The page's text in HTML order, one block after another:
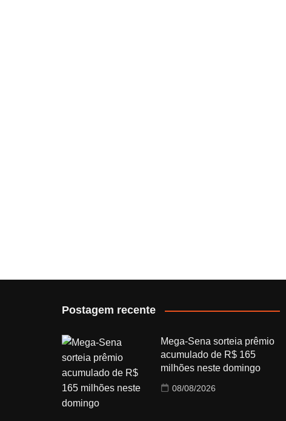
Postagem recente
Mega-Sena sorteia prêmio
acumulado de R$ 165
milhões neste domingo
08/08/2026